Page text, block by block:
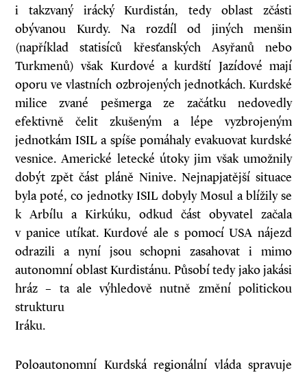
i takzvaný irácký Kurdistán, tedy oblast zčásti
obývanou Kurdy. Na rozdíl od jiných menšin
(například statisíců křesťanských Asyřanů nebo
Turkmenů) však Kurdové a kurdští Jazídové mají
oporu ve vlastních ozbrojených jednotkách. Kurdské
milice zvané pešmerga ze začátku nedovedly
efektivně čelit zkušeným a lépe vyzbrojeným
jednotkám ISIL a spíše pomáhaly evakuovat kurdské
vesnice. Americké letecké útoky jim však umožnily
dobýt zpět část pláně Ninive. Nejnapjatější situace
byla poté, co jednotky ISIL dobyly Mosul a blížily se
k Arbílu a Kirkúku, odkud část obyvatel začala
v panice utíkat. Kurdové ale s pomocí USA nájezd
odrazili a nyní jsou schopni zasahovat i mimo
autonomní oblast Kurdistánu. Působí tedy jako jakási
hráz – ta ale výhledově nutně změní politickou
strukturu
Iráku.
Poloautonomní Kurdská regionální vláda spravuje